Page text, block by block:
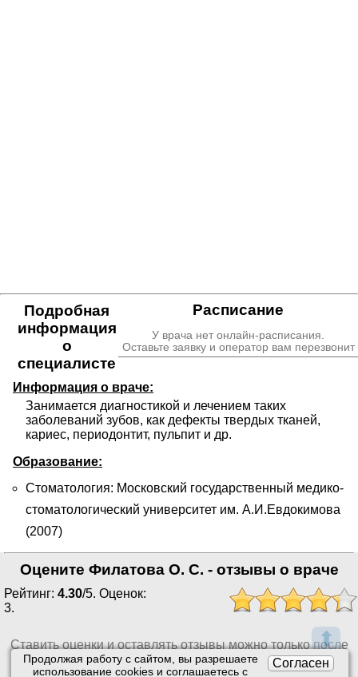
⬆
Согласен
Продолжая работу с сайтом, вы разрешаете
использование сookies и соглашаетесь с
Расписание
У врача нет онлайн-расписания.
Оставьте заявку и оператор вам перезвонит
Подробная
информация
о
специалисте
Информация о враче:
Занимается диагностикой и лечением таких
заболеваний зубов, как дефекты твердых тканей,
кариес, периодонтит, пульпит и др.
Образование:
Стоматология: Московский государственный медико-
стоматологический университет им. А.И.Евдокимова
(2007)
Оцените Филатова О. С. - отзывы о враче
Рейтинг: 4.30/5. Оценок:
3.
Ставить оценки и оставлять отзывы можно только после
приема врача или получения заказа.